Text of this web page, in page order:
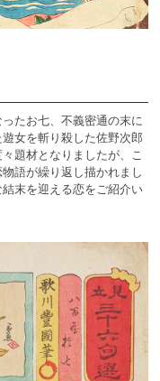
たお七、不義密通の末に
女を斬り殺した佐野次郎
題材となりましたが、こ
語が繰り返し描かれまし
末を迎える恋をご紹介い